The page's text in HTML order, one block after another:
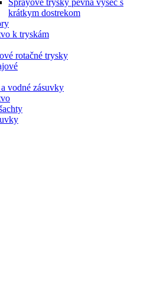
Sprayové trysky pevná výseč s
krátkym dostrekom
k tryskám
rotačné trysky
vodné zásuvky